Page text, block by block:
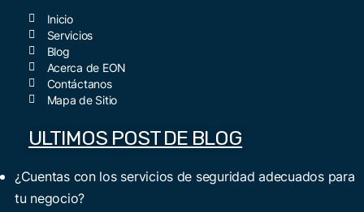
Inicio
Servicios
Blog
Acerca de EON
Contáctanos
Mapa de Sitio
ULTIMOS POST DE BLOG
¿Cuentas con los servicios de seguridad adecuados para
tu negocio?